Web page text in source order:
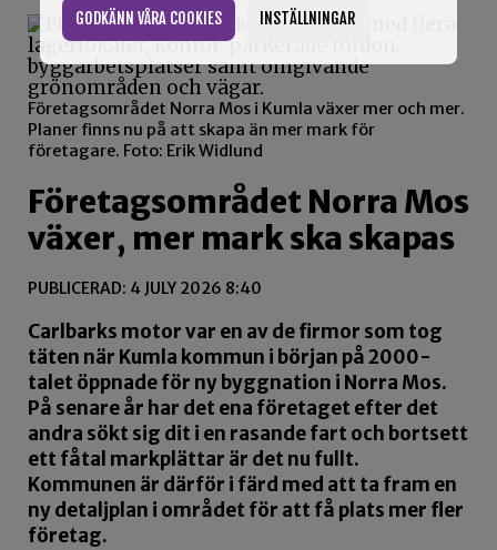
GODKÄNN VÅRA COOKIES INSTÄLLNINGAR
Företagsområdet Norra Mos i Kumla växer mer och mer.
Planer finns nu på att skapa än mer mark för
företagare. Foto: Erik Widlund
Företagsområdet Norra Mos
växer, mer mark ska skapas
PUBLICERAD: 4 JULY 2026 8:40
Carlbarks motor var en av de firmor som tog
täten när Kumla kommun i början på 2000-
talet öppnade för ny byggnation i Norra Mos.
På senare år har det ena företaget efter det
andra sökt sig dit i en rasande fart och bortsett
ett fåtal markplättar är det nu fullt.
Kommunen är därför i färd med att ta fram en
ny detaljplan i området för att få plats mer fler
företag.